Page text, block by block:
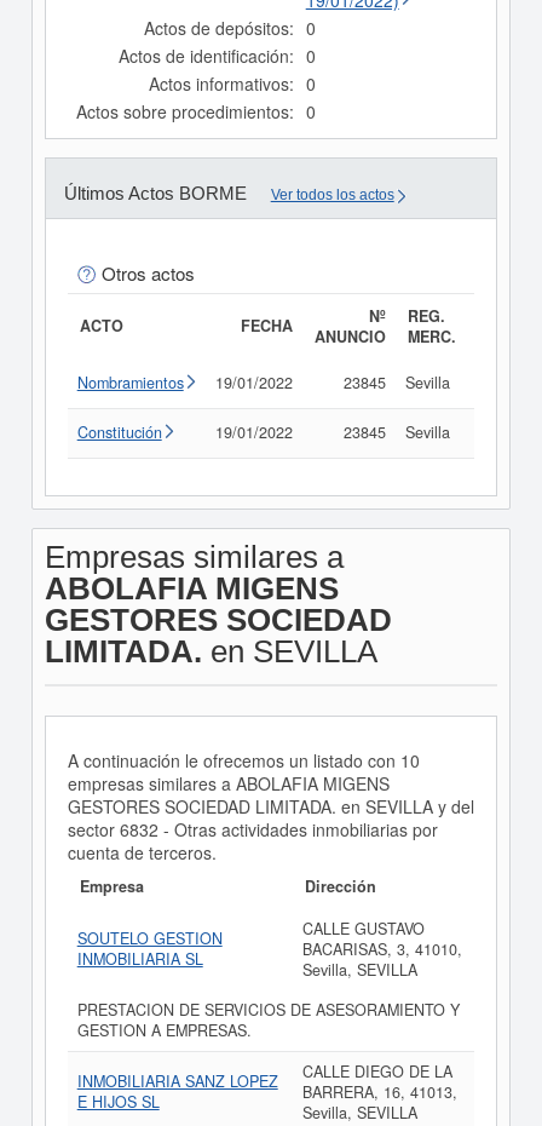
Actos de depósitos: 0
Actos de identificación: 0
Actos informativos: 0
Actos sobre procedimientos: 0
Últimos Actos BORME Ver todos los actos
Otros actos
ACTO FECHA
Nº
ANUNCIO
REG.
MERC.
Nombramientos 19/01/2022 23845 Sevilla
Constitución 19/01/2022 23845 Sevilla
Empresas similares a
ABOLAFIA MIGENS
GESTORES SOCIEDAD
LIMITADA. en SEVILLA
A continuación le ofrecemos un listado con 10
empresas similares a ABOLAFIA MIGENS
GESTORES SOCIEDAD LIMITADA. en SEVILLA y del
sector 6832 - Otras actividades inmobiliarias por
cuenta de terceros.
Empresa Dirección
SOUTELO GESTION
INMOBILIARIA SL
CALLE GUSTAVO
BACARISAS, 3, 41010,
Sevilla, SEVILLA
PRESTACION DE SERVICIOS DE ASESORAMIENTO Y
GESTION A EMPRESAS.
INMOBILIARIA SANZ LOPEZ
E HIJOS SL
CALLE DIEGO DE LA
BARRERA, 16, 41013,
Sevilla, SEVILLA